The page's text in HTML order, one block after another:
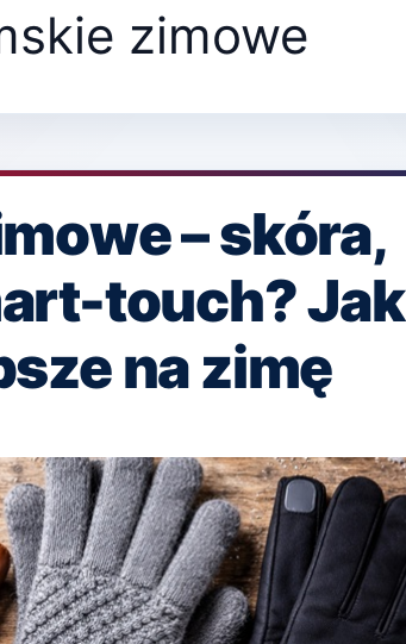
zimowe
– skóra,
touch? Jak
na zimę